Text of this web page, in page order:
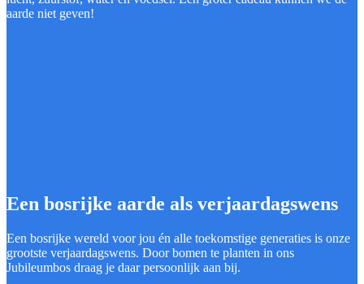
aarde niet geven!
Een bosrijke aarde als verjaardagswens
Een bosrijke wereld voor jou én alle toekomstige generaties is onze
grootste verjaardagswens. Door bomen te planten in ons
Jubileumbos draag je daar persoonlijk aan bij.